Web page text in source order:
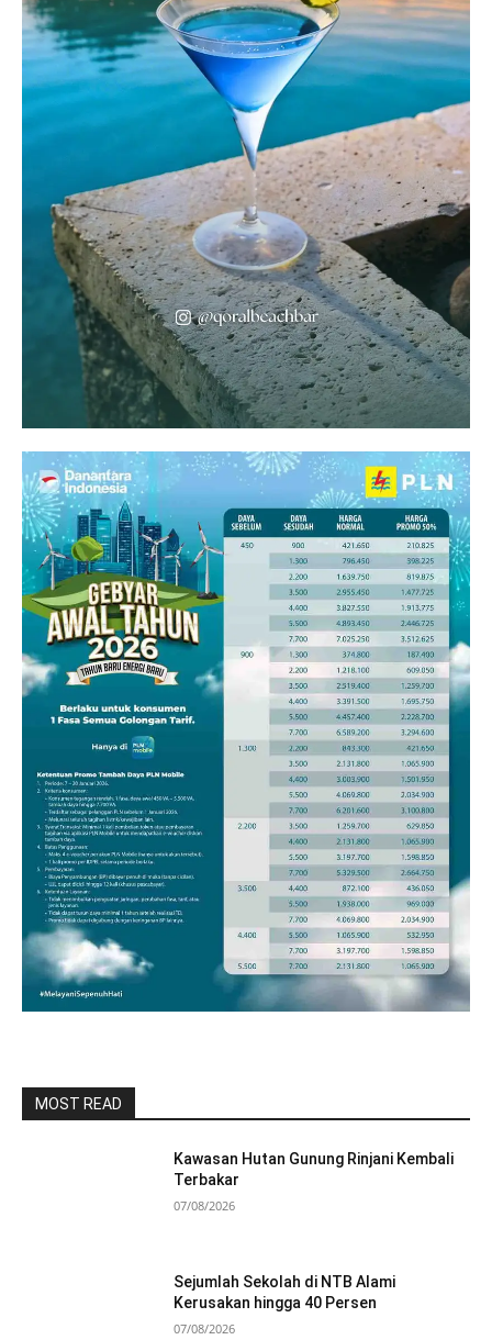
MOST READ
Kawasan Hutan Gunung Rinjani Kembali
Terbakar
07/08/2026
Sejumlah Sekolah di NTB Alami
Kerusakan hingga 40 Persen
07/08/2026